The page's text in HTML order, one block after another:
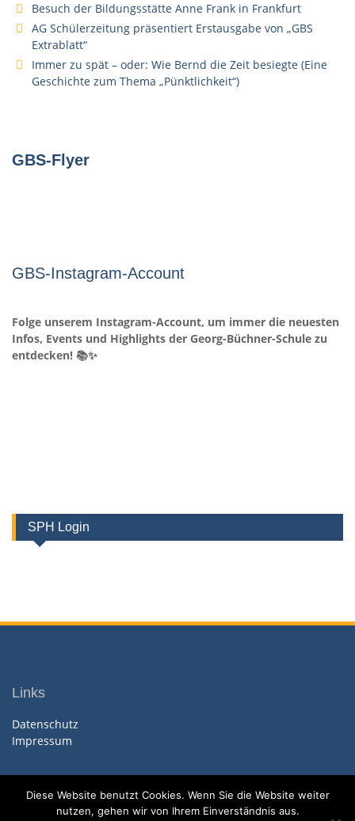
Besuch der Bildungsstätte Anne Frank in Frankfurt
AG Schülerzeitung präsentiert Erstausgabe von „GBS
Extrablatt“
Immer zu spät – oder: Wie Bernd die Zeit besiegte (Eine
Geschichte zum Thema „Pünktlichkeit“)
GBS-Flyer
GBS-Instagram-Account
Folge unserem Instagram-Account, um immer die neuesten
Infos, Events und Highlights der Georg-Büchner-Schule zu
entdecken! 📚✨
SPH Login
Links
Datenschutz
Impressum
Copyright. All rights reserved.
Diese Website benutzt Cookies. Wenn Sie die Website weiter
nutzen, gehen wir von Ihrem Einverständnis aus.